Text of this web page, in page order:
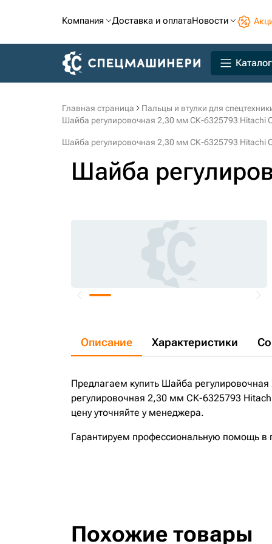
Компания Доставка и оплатаНовости
Каталог
Главная страница Пальцы и втулки для
Шайба регулировочная 2,30 мм СК-6325793 Hitachi
Шайба регулировочная 2,30 мм СК-6325793 Hitachi
Шайба
Описание Характеристики
Предлагаем купить Шайба
регулировочная 2,30 мм СК-6325793
цену уточняйте у менеджера.
Гарантируем профессиональную помощь в
Похожие товары